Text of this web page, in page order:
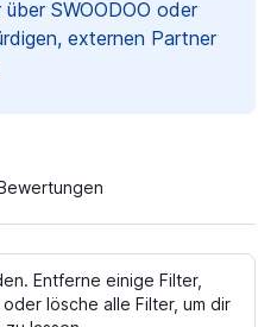
SWOODOO oder
externen Partner
Entferne einige Filter,
lösche alle Filter, um dir